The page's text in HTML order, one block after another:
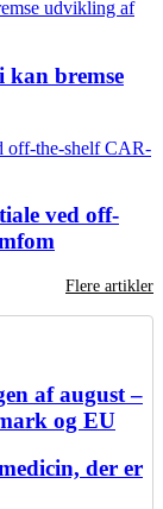
kan bremse
ved off-
Flere artikler
af august –
og EU
der er